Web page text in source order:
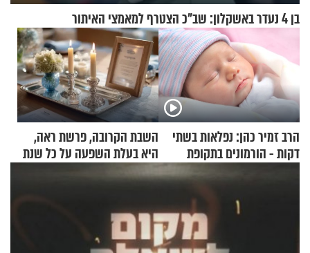
בן 4 נעדר באשקלון: שב"כ הצטרף למאמצי האיתור
הרב זמיר כהן: נפלאות בשתי
דקות - הורמונים בתקופת
השבת הקרובה, פרשת ראה,
היא בעלת השפעה על כל שנת
תשפ"ז